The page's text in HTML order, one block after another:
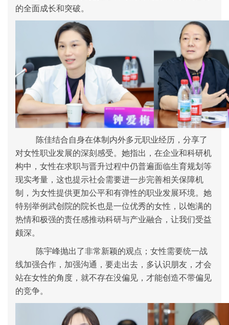
的全面成长和突破。
陈佳结合自身在体制内外多元职业经历 ， 分享了
对女性职业发展的深刻感受。她指出，在企业和科研机
构中，女性在求职与晋升过程中仍普遍面临生育规划等
现实考量，这也提示社会需要进一步完善相关保障机
制，为女性提供更加公平和有弹性的职业发展环境。她
特别举例武创院的院长也是一位优秀的女性， 以饱满的
热情和极强的责任感推动科研与产业融合， 让我们受益
颇深。
陈宇峰抛出了非常新颖的观点；女性需要统一战
线加强合作，加强沟通，要走出去，多认识朋友，才会
站在女性的角度，就不存在没偏见，才能创造不带偏见
的竞争。